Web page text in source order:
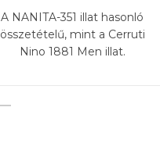
A NANITA-351 illat hasonló
összetételű, mint a Cerruti
Nino 1881 Men illat.